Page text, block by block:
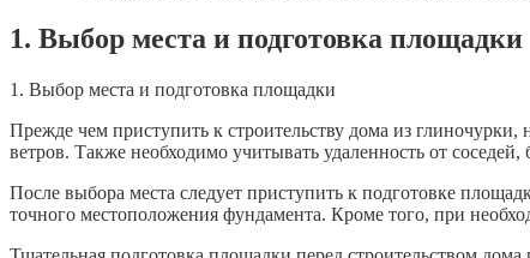
1. Выбор места и подготовка площадки
1. Выбор места и подготовка площадки
Прежде чем приступить к строительству дома из
ветров. Также необходимо учитывать удаленность от
После выбора места следует приступить к подготовке
точного местоположения фундамента. Кроме того, при